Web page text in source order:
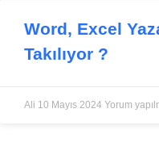
Word, Excel
Takılıyor ?
Ali 10 Mayıs 2024 Yorum